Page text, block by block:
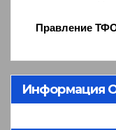
Правление
Информация